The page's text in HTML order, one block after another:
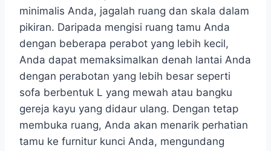
minimalis Anda, jagalah ruang dan skala dalam
pikiran. Daripada mengisi ruang tamu Anda
dengan beberapa perabot yang lebih kecil,
Anda dapat memaksimalkan denah lantai Anda
dengan perabotan yang lebih besar seperti
sofa berbentuk L yang mewah atau bangku
gereja kayu yang didaur ulang. Dengan tetap
membuka ruang, Anda akan menarik perhatian
tamu ke furnitur kunci Anda, mengundang